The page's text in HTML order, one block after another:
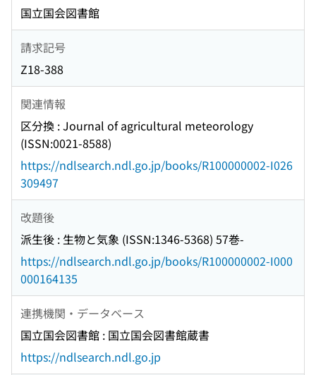
国立国会図書館
請求記号
Z18-388
関連情報
区分換 : Journal of agricultural meteorology
(ISSN:0021-8588)
https://ndlsearch.ndl.go.jp/books/R100000002-I026
309497
改題後
派生後 : 生物と気象 (ISSN:1346-5368) 57巻-
https://ndlsearch.ndl.go.jp/books/R100000002-I000
000164135
連携機関・データベース
国立国会図書館 : 国立国会図書館蔵書
https://ndlsearch.ndl.go.jp